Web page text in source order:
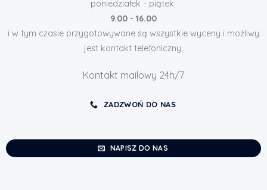
poniedziałek - piątek
9.00 - 16.00
i w tym czasie przygotowywane są wszystkie wyceny i możliwy
jest kontakt telefoniczny.
Kontakt mailowy 24h/7
ZADZWOŃ DO NAS
NAPISZ DO NAS